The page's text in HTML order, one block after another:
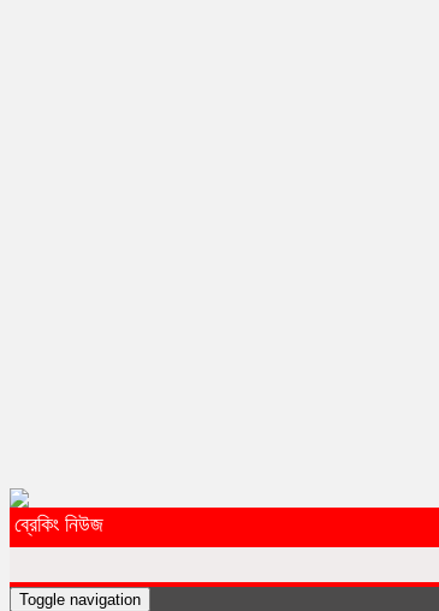
ব্রেকিং নিউজ
Toggle navigation